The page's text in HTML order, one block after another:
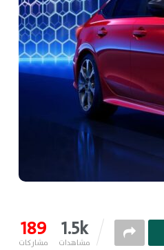
189
مشاركات 1.5k
مشاهدات